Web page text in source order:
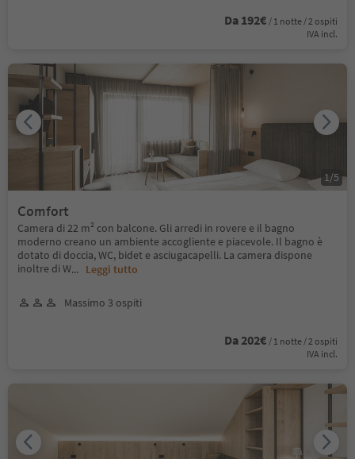
Da 192€ / 1 notte / 2 ospiti
IVA incl.
Comfort
Camera di 22 m² con balcone. Gli arredi in rovere e il bagno
moderno creano un ambiente accogliente e piacevole. Il bagno è
dotato di doccia, WC, bidet e asciugacapelli. La camera dispone
inoltre di W... Leggi tutto
Massimo 3 ospiti
Da 202€ / 1 notte / 2 ospiti
IVA incl.
1/5